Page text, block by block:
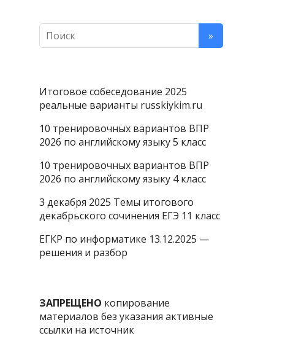
Итоговое собеседование 2025
реальные варианты russkiykim.ru
10 тренировочных вариантов ВПР
2026 по английскому языку 5 класс
10 тренировочных вариантов ВПР
2026 по английскому языку 4 класс
3 декабря 2025 Темы итогового
декабрьского сочинения ЕГЭ 11 класс
ЕГКР по информатике 13.12.2025 —
решения и разбор
ЗАПРЕЩЕНО копирование
материалов без указания активные
ссылки на источник